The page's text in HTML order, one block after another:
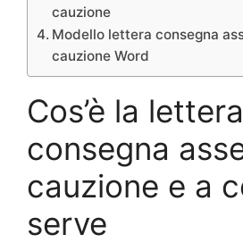
cauzione
Modello lettera consegna
cauzione Word
Cos’è la
consegna
cauzione e a
serve